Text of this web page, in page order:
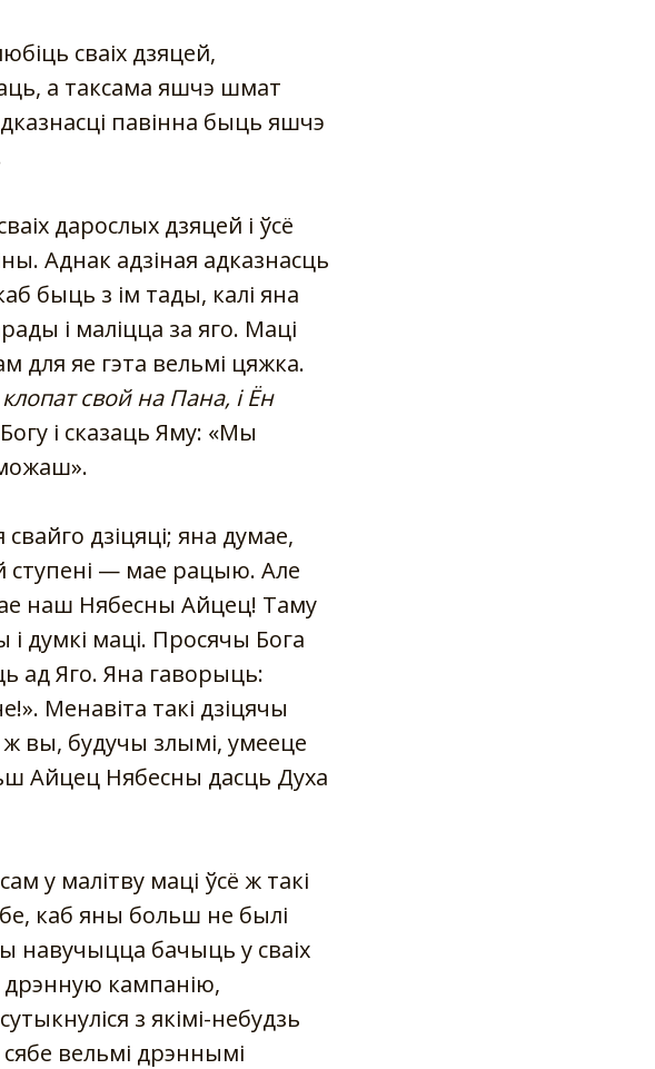
сваіх дзяцей,
а таксама яшчэ шмат
павінна быць яшчэ
дарослых дзяцей і ўсё
Аднак адзіная адказнасць
быць з ім тады, калі яна
і маліцца за яго. Маці
для яе гэта вельмі цяжка.
клопат свой на Пана, і Ён
і сказаць Яму: «Мы
дзіцяці; яна думае,
ступені — мае рацыю. Але
наш Нябесны Айцец! Таму
і думкі маці. Просячы Бога
ад Яго. Яна гаворыць:
Менавіта такі дзіцячы
ж вы, будучы злымі, умееце
Айцец Нябесны дасць Духа
у малітву маці ўсё ж такі
каб яны больш не былі
навучыцца бачыць у сваіх
дрэнную кампанію,
з якімі-небудзь
вельмі дрэннымі